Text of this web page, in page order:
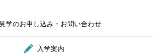
見学のお申し込み・お問い合わせ
入学案内